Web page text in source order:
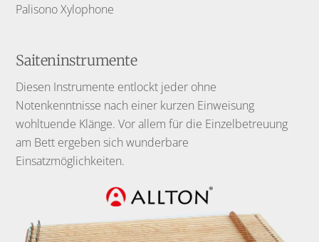
Palisono Xylophone
Saiteninstrumente
Diesen Instrumente entlockt jeder ohne
Notenkenntnisse nach einer kurzen Einweisung
wohltuende Klänge. Vor allem für die Einzelbetreuung
am Bett ergeben sich wunderbare
Einsatzmöglichkeiten.